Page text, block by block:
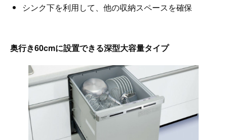
シンク下を利用して、他の収納スペースを確保
奥行き60cmに設置できる深型大容量タイプ